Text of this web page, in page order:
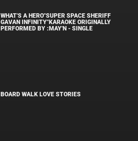
WHAT'S A HERO"SUPER SPACE SHERIFF
GAVAN INFINITY"KARAOKE ORIGINALLY
PERFORMED BY :MAY'N - SINGLE
BOARD WALK LOVE STORIES